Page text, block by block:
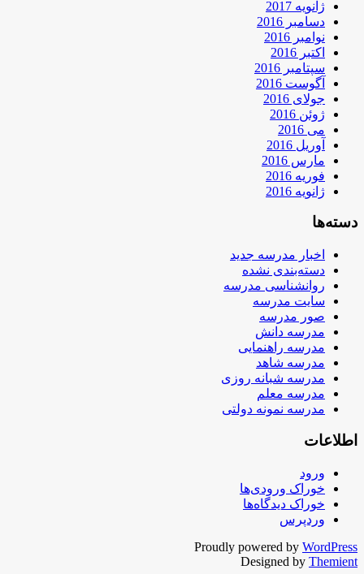
ژانویه 2017
دسامبر 2016
نوامبر 2016
اکتبر 2016
سپتامبر 2016
آگوست 2016
جولای 2016
ژوئن 2016
می 2016
آوریل 2016
مارس 2016
فوریه 2016
ژانویه 2016
دسته‌ها
اخبار مدرسه جدید
دسته‌بندی نشده
روانشناسی مدرسه
سایت مدرسه
صور مدرسه
مدرسه دانش
مدرسه راهنمایی
مدرسه شاهد
مدرسه شبانه روزی
مدرسه معلم
مدرسه نمونه دولتی
اطلاعات
ورود
خوراک ورودی‌ها
خوراک دیدگاه‌ها
وردپرس
Proudly powered by WordPress
Designed by Themient